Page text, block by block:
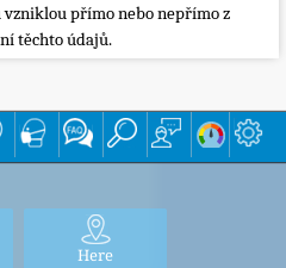
přímo nebo nepřímo z
těchto údajů.
Here